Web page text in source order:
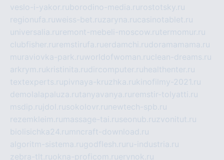
veslo-i-yakor.ruborodino-media.ru rostotsky.ru
regionufa.ruweiss-bet.ruzaryna.rucasinotablet.ru
universalia.ru remont-mebeli-moscow.rutermomur.ru
clubfisher.ru remstirufa.ruerdamchi.rudoramamama.ru
muraviovka-park.ruworldofwoman.ruclean-dreams.ru
arkrym.rukristinita.rudircomputer.ru healthenter.ru
textexperts.rupivnaya-kruzhka.rukinofilmy-2021.ru
demolalapaluza.rutanyavanya.ru remstir-tolyatti.ru
msdip.ru jdol.rusokolovr.ru newtech-spb.ru
rezemkleim.ru massage-tai.ruseonub.ruzvonitut.ru
biolisichka24.ru mncraft-download.ru
algoritm-sistema.rugodflesh.ru ru-industria.ru
zebra-tlt.ruokna-proficom.ruerynok.ru